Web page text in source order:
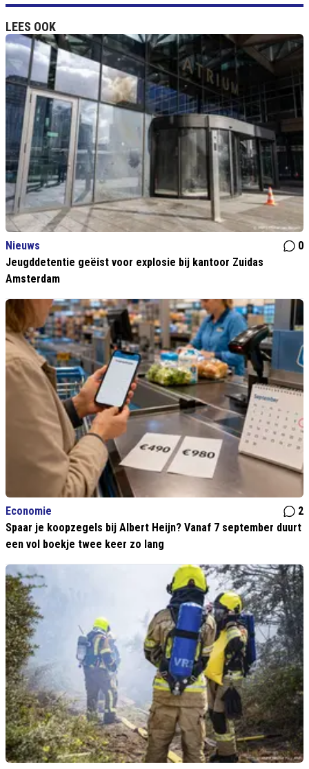
LEES OOK
Nieuws
0
Jeugddetentie geëist voor explosie bij kantoor Zuidas
Amsterdam
Economie
2
Spaar je koopzegels bij Albert Heijn? Vanaf 7 september duurt
een vol boekje twee keer zo lang